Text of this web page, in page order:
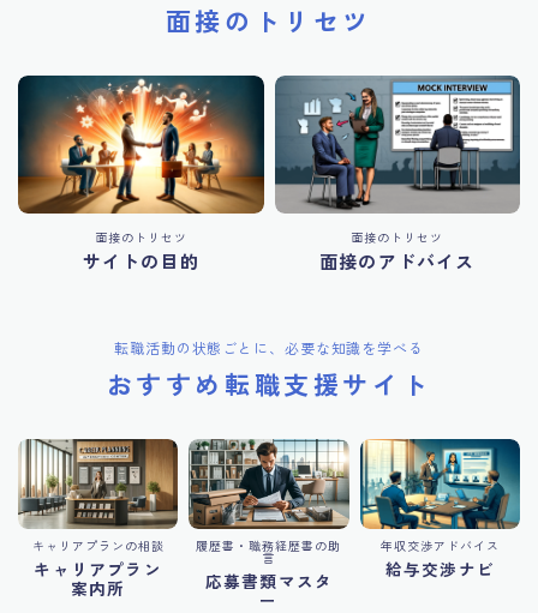
面接のトリセツ
面接のトリセツ
サイトの目的
面接のトリセツ
面接のアドバイス
転職活動の状態ごとに、必要な知識を学べる
おすすめ転職支援サイト
キャリアプランの相談
キャリアプラン
案内所
履歴書・職務経歴書の助
言
応募書類マスタ
ー
年収交渉アドバイス
給与交渉ナビ